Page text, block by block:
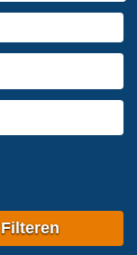
Filteren